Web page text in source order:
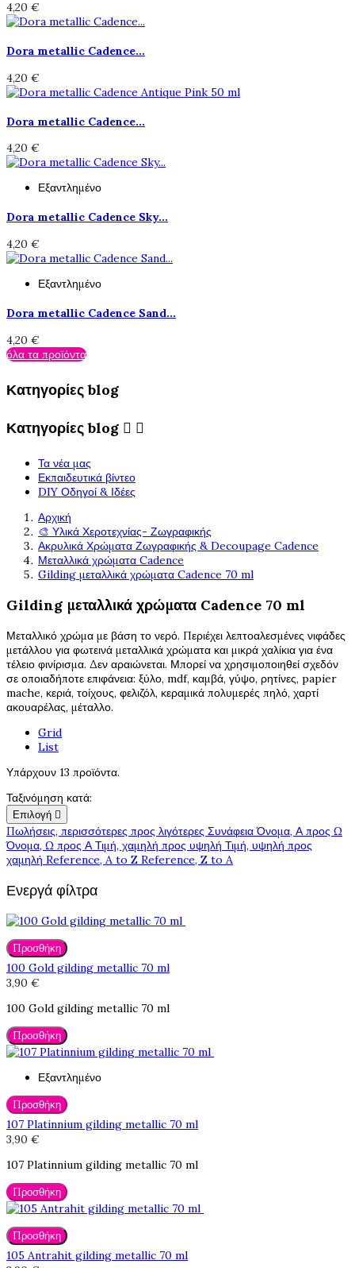
4,20 €
Dora metallic Cadence...
4,20 €
Dora metallic Cadence...
4,20 €
Εξαντλημένο
Dora metallic Cadence Sky...
4,20 €
Εξαντλημένο
Dora metallic Cadence Sand...
4,20 €
όλα τα προϊόντα
Κατηγορίες blog
Κατηγορίες blog  
Τα νέα μας
Εκπαιδευτικά βίντεο
DIY Οδηγοί & Ιδέες
Αρχική
🎨 Υλικά Χεροτεχνίας- Ζωγραφικής
Ακρυλικά Χρώματα Ζωγραφικής & Decoupage Cadence
Μεταλλικά χρώματα Cadence
Gilding μεταλλικά χρώματα Cadence 70 ml
Gilding μεταλλικά χρώματα Cadence 70 ml
Μεταλλικό χρώμα με βάση το νερό. Περιέχει λεπτοαλεσμένες νιφάδες
μετάλλου για φωτεινά μεταλλικά χρώματα και μικρά χαλίκια για ένα
τέλειο φινίρισμα. Δεν αραιώνεται. Μπορεί να χρησιμοποιηθεί σχεδόν
σε οποιαδήποτε επιφάνεια: ξύλο, mdf, καμβά, γύψο, ρητίνες, papier
mache, κεριά, τοίχους, φελιζόλ, κεραμικά πολυμερές πηλό, χαρτί
ακουαρέλας, μέταλλο.
Grid
List
Υπάρχουν 13 προϊόντα.
Ταξινόμηση κατά:
Επιλογή 
Πωλήσεις, περισσότερες προς λιγότερες ΣυνάφειαΌνομα, Α προς Ω
Όνομα, Ω προς ΑΤιμή, χαμηλή προς υψηλή Τιμή, υψηλή προς
χαμηλή Reference, A to Z Reference, Z to A
Ενεργά φίλτρα
Προσθήκη
100 Gold gilding metallic 70 ml
3,90 €
100 Gold gilding metallic 70 ml
Προσθήκη
Εξαντλημένο
Προσθήκη
107 Platinnium gilding metallic 70 ml
3,90 €
107 Platinnium gilding metallic 70 ml
Προσθήκη
Προσθήκη
105 Antrahit gilding metallic 70 ml